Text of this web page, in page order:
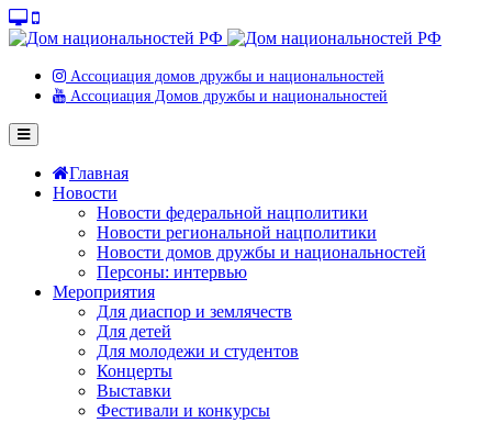
Ассоциация домов дружбы и национальностей
Ассоциация Домов дружбы и национальностей
Главная
Новости
Новости федеральной нацполитики
Новости региональной нацполитики
Новости домов дружбы и национальностей
Персоны: интервью
Мероприятия
Для диаспор и землячеств
Для детей
Для молодежи и студентов
Концерты
Выставки
Фестивали и конкурсы